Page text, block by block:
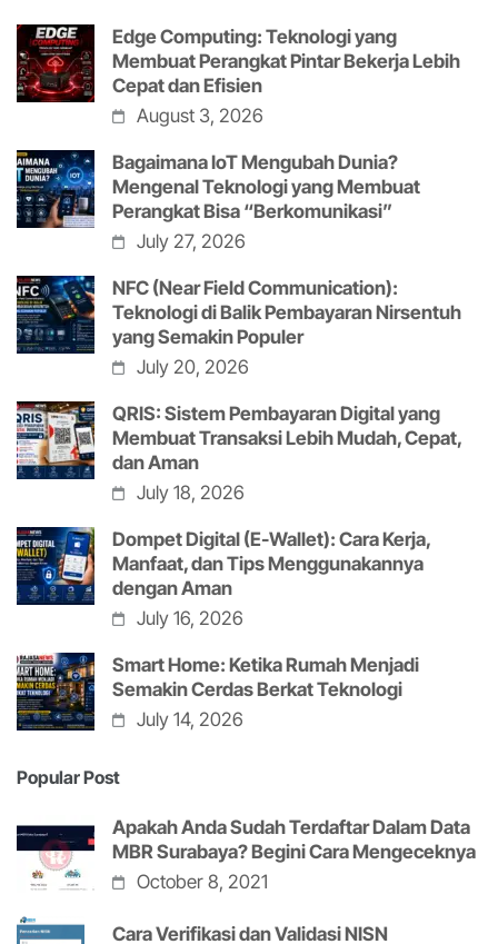
Edge Computing: Teknologi yang
Membuat Perangkat Pintar Bekerja Lebih
Cepat dan Efisien
August 3, 2026
Bagaimana IoT Mengubah Dunia?
Mengenal Teknologi yang Membuat
Perangkat Bisa “Berkomunikasi”
July 27, 2026
NFC (Near Field Communication):
Teknologi di Balik Pembayaran Nirsentuh
yang Semakin Populer
July 20, 2026
QRIS: Sistem Pembayaran Digital yang
Membuat Transaksi Lebih Mudah, Cepat,
dan Aman
July 18, 2026
Dompet Digital (E-Wallet): Cara Kerja,
Manfaat, dan Tips Menggunakannya
dengan Aman
July 16, 2026
Smart Home: Ketika Rumah Menjadi
Semakin Cerdas Berkat Teknologi
July 14, 2026
Popular Post
Apakah Anda Sudah Terdaftar Dalam Data
MBR Surabaya? Begini Cara Mengeceknya
October 8, 2021
Cara Verifikasi dan Validasi NISN